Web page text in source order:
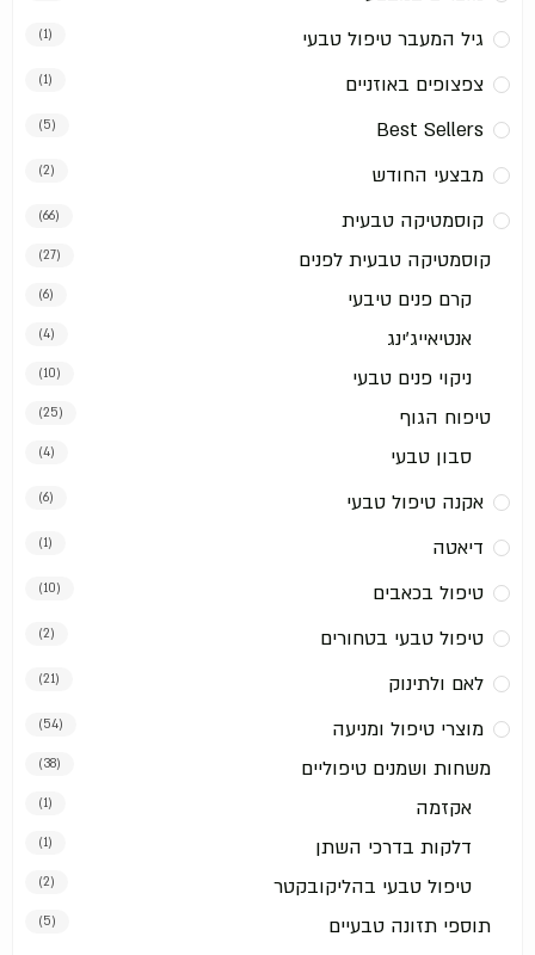
גיל המעבר טיפול טבעי (1)
צפצופים באוזניים (1)
Best Sellers
(5)
מבצעי החודש (2)
קוסמטיקה טבעית (66)
קוסמטיקה טבעית לפנים (27)
קרם פנים טיבעי (6)
אנטיאייג'ינג (4)
ניקוי פנים טבעי (10)
טיפוח הגוף (25)
סבון טבעי (4)
אקנה טיפול טבעי (6)
דיאטה (1)
טיפול בכאבים (10)
טיפול טבעי בטחורים (2)
לאם ולתינוק (21)
מוצרי טיפול ומניעה (54)
משחות ושמנים טיפוליים (38)
אקזמה (1)
דלקות בדרכי השתן (1)
טיפול טבעי בהליקובקטר (2)
תוספי תזונה טבעיים (5)